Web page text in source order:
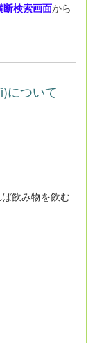
断検索画面から
について
飲み物を飲む